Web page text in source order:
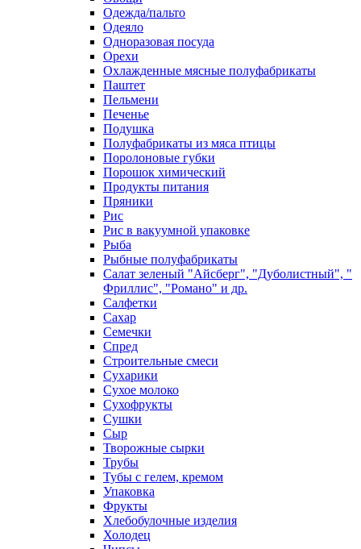
Одежда/пальто
Одеяло
Одноразовая посуда
Орехи
Охлажденные мясные полуфабрикаты
Паштет
Пельмени
Печенье
Подушка
Полуфабрикаты из мяса птицы
Поролоновые губки
Порошок химический
Продукты питания
Пряники
Рис
Рис в вакуумной упаковке
Рыба
Рыбные полуфабрикаты
Салат зеленый "Айсберг", "Дуболистный", "
Фриллис", "Романо" и др.
Салфетки
Сахар
Семечки
Спред
Строительные смеси
Сухарики
Сухое молоко
Сухофрукты
Сушки
Сыр
Творожные сырки
Трубы
Тубы с гелем, кремом
Упаковка
Фрукты
Хлебобулочные изделия
Холодец